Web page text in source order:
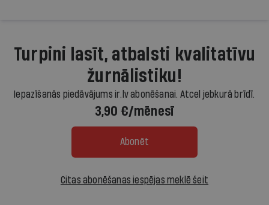
Turpini lasīt, atbalsti kvalitatīvu
žurnālistiku!
Iepazīšanās piedāvājums ir.lv abonēšanai. Atcel jebkurā brīdī.
3,90 €/mēnesī
Abonēt
Citas abonēšanas iespējas meklē šeit